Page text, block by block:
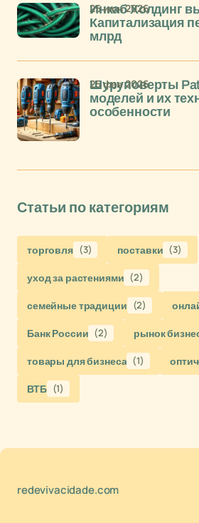
Инкаб Холдинг
Капитализация
млрд
25 июн 2026
Шуруповерты
моделей и их
особенности
25 фев 2026
Статьи по категориям
торговля (3) поставки (3)
уход за растениями (2)
семейные традиции (2)
Банк России (2) рынок
товары для бизнеса (1)
ВТБ (1)
redevivacidade.com